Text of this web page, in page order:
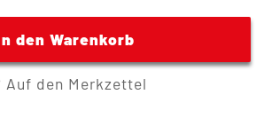
den Warenkorb
Auf den Merkzettel